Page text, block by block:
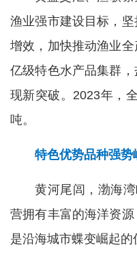
渔业强市建设目标，
增效，加快推动渔业
亿级特色水产品集群
现新突破。2023年，
吨。
特色优势品种强势
黄河尾闾，渤海
营拥有丰富的海洋资
是沿海城市蝶变崛起的